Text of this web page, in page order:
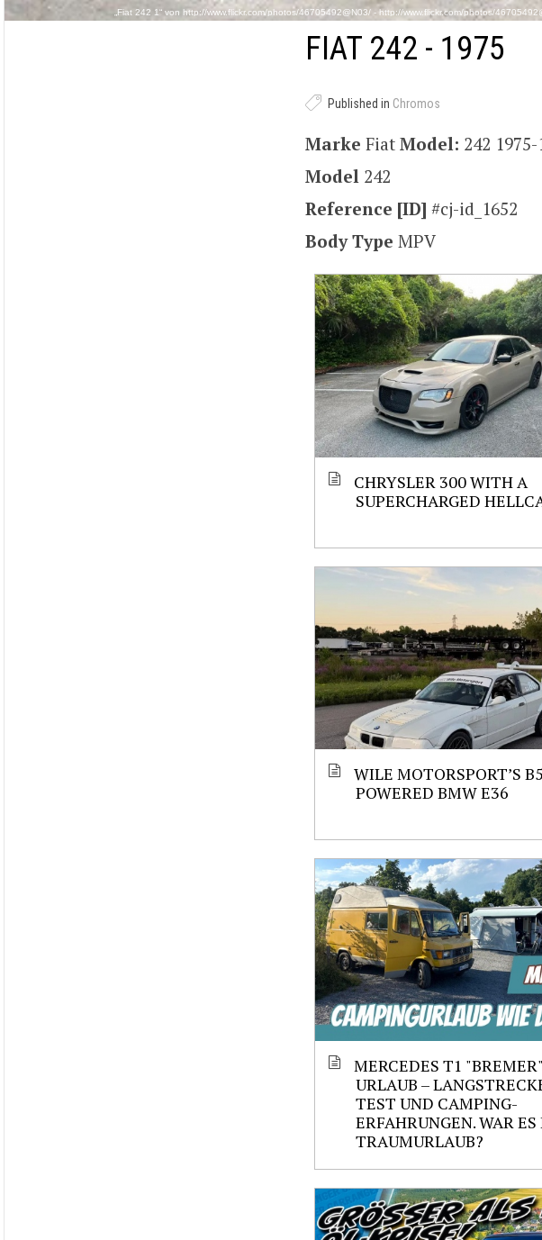
„Fiat 242 1“ von http://www.flickr.com/photos/46705492@N03/ - http://www.flickr.com/photos/
FIAT 242 - 1975
Published in Chromos
Marke Fiat Model: 242 1975-
Model 242
Reference [ID] #cj-id_1652
Body Type MPV
CHRYSLER 300 WITH A
SUPERCHARGED
WILE MOTORSPORT’S
POWERED BMW E36
MERCEDES T1
URLAUB –
TEST UND CAMPING-
ERFAHRUNGEN. WAR
TRAUMURLAUB?